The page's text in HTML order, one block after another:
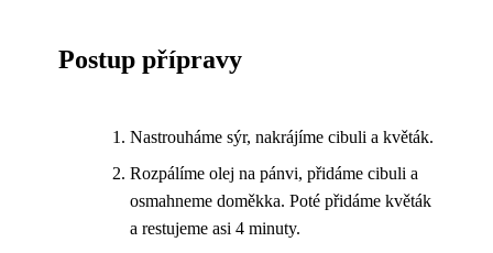
Postup přípravy
Nastrouháme sýr, nakrájíme cibuli a květák.
Rozpálíme olej na pánvi, přidáme cibuli a
osmahneme doměkka. Poté přidáme květák
a restujeme asi 4 minuty.